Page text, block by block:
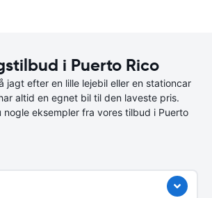
i Puerto Rico
jagt efter en lille lejebil eller en stationcar
altid en egnet bil til den laveste pris.
eksempler fra vores tilbud i Puerto